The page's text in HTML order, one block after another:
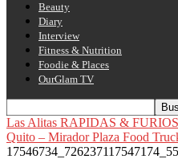
Beauty
Diary
Interview
Fitness & Nutrition
Foodie & Places
OurGlam TV
Las Alitas RAPIDAS &
Quito – Mirador Plaza Food